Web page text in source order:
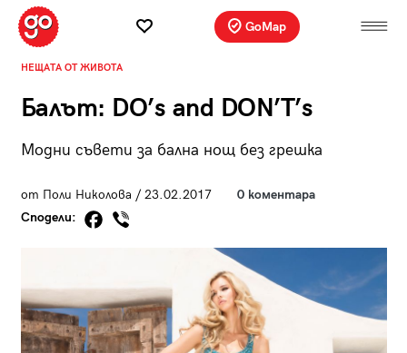
GoMap
НЕЩАТА ОТ ЖИВОТА
Балът: DO’s and DON’T’s
Модни съвети за бална нощ без грешка
от Поли Николова / 23.02.2017
0 коментара
Сподели: